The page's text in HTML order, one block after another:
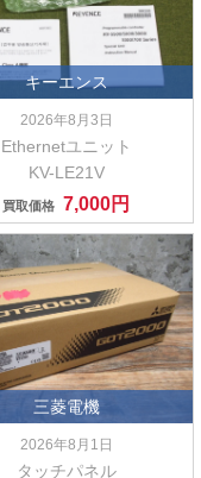
キーエンス
2026年8月3日
Ethernetユニット
KV-LE21V
買取価格 7,000円
三菱電機
2026年8月1日
タッチパネル